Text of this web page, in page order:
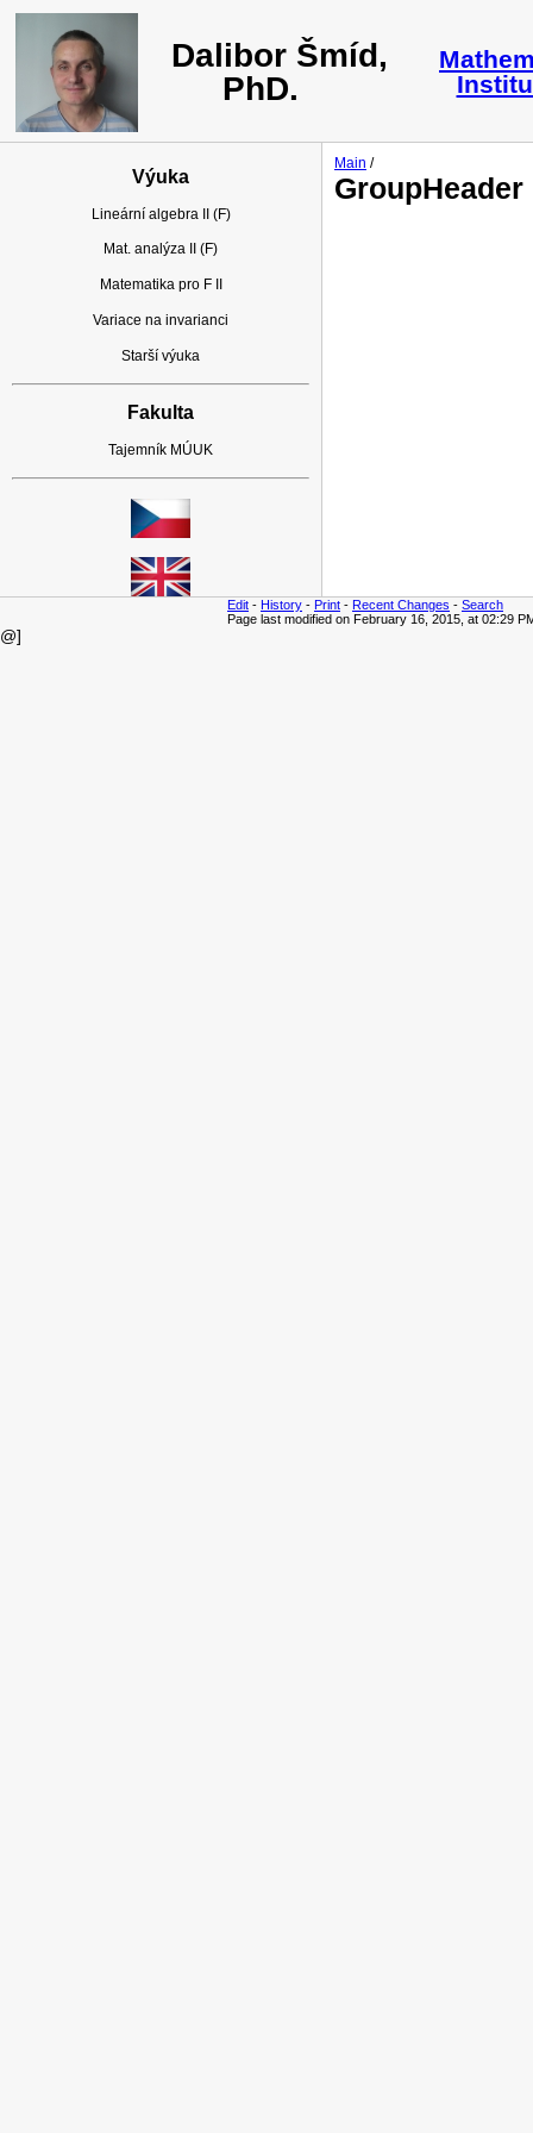
Dalibor Šmíd,
PhD.
Výuka
Lineární algebra II (F)
Mat. analýza II (F)
Matematika pro F II
Variace na invarianci
Starší výuka
Fakulta
Tajemník MÚUK
Main /
GroupHeader
Edit - History - Print - Recent Changes - Search
Page last modified on February 16, 2015, at 02:29
@]